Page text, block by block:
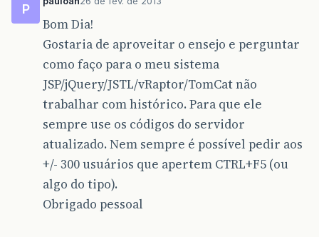
P
Bom Dia!
Gostaria de aproveitar o ensejo e perguntar
como faço para o meu sistema
JSP/jQuery/JSTL/vRaptor/TomCat não
trabalhar com histórico. Para que ele
sempre use os códigos do servidor
atualizado. Nem sempre é possível pedir aos
+/- 300 usuários que apertem CTRL+F5 (ou
algo do tipo).
Obrigado pessoal